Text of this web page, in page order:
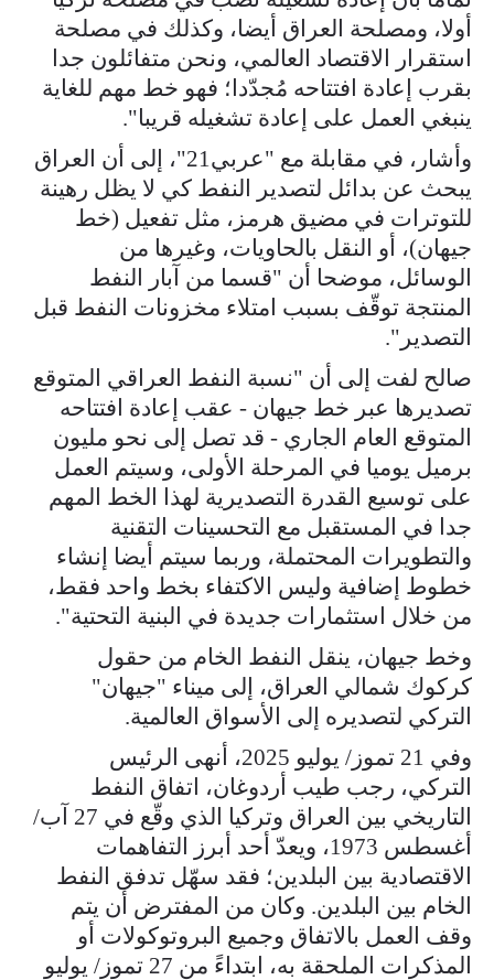
أولا، ومصلحة العراق أيضا، وكذلك في مصلحة
استقرار الاقتصاد العالمي، ونحن متفائلون جدا
بقرب إعادة افتتاحه مُجدّدا؛ فهو خط مهم للغاية
ينبغي العمل على إعادة تشغيله قريبا".
وأشار، في مقابلة مع "عربي21"، إلى أن العراق
يبحث عن بدائل لتصدير النفط كي لا يظل رهينة
للتوترات في مضيق هرمز، مثل تفعيل (خط
جيهان)، أو النقل بالحاويات، وغيرها من
الوسائل، موضحا أن "قسما من آبار النفط
المنتجة توقّف بسبب امتلاء مخزونات النفط قبل
التصدير".
صالح لفت إلى أن "نسبة النفط العراقي المتوقع
تصديرها عبر خط جيهان - عقب إعادة افتتاحه
المتوقع العام الجاري - قد تصل إلى نحو مليون
برميل يوميا في المرحلة الأولى، وسيتم العمل
على توسيع القدرة التصديرية لهذا الخط المهم
جدا في المستقبل مع التحسينات التقنية
والتطويرات المحتملة، وربما سيتم أيضا إنشاء
خطوط إضافية وليس الاكتفاء بخط واحد فقط،
من خلال استثمارات جديدة في البنية التحتية".
وخط جيهان، ينقل النفط الخام من حقول
كركوك شمالي العراق، إلى ميناء "جيهان"
التركي لتصديره إلى الأسواق العالمية.
وفي 21 تموز/ يوليو 2025، أنهى الرئيس
التركي، رجب طيب أردوغان، اتفاق النفط
التاريخي بين العراق وتركيا الذي وقّع في 27 آب/
أغسطس 1973، ويعدّ أحد أبرز التفاهمات
الاقتصادية بين البلدين؛ فقد سهّل تدفق النفط
الخام بين البلدين. وكان من المفترض أن يتم
وقف العمل بالاتفاق وجميع البروتوكولات أو
المذكرات الملحقة به، ابتداءً من 27 تموز/ يوليو